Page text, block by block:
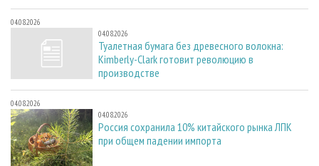
04.08.2026
04.08.2026
Туалетная бумага без древесного волокна:
Kimberly-Clark готовит революцию в
производстве
04.08.2026
04.08.2026
Россия сохранила 10% китайского рынка ЛПК
при общем падении импорта